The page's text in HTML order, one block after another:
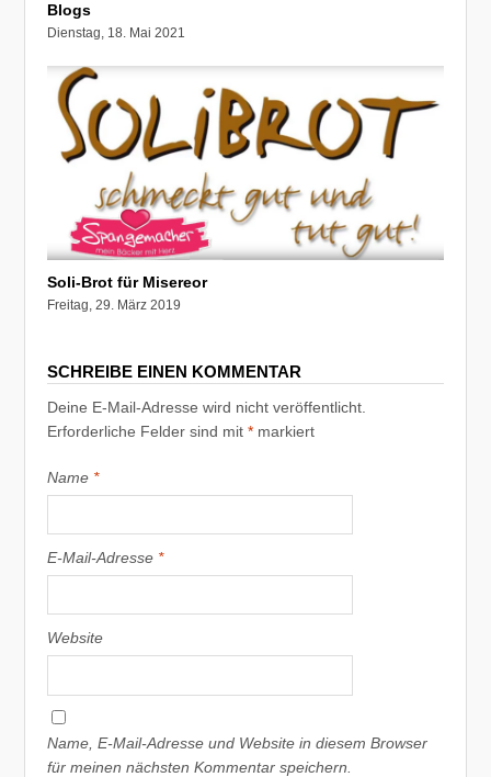
Blogs
Dienstag, 18. Mai 2021
Soli-Brot für Misereor
Freitag, 29. März 2019
SCHREIBE EINEN KOMMENTAR
Deine E-Mail-Adresse wird nicht veröffentlicht.
Erforderliche Felder sind mit* markiert
Name *
E-Mail-Adresse *
Website
Name, E-Mail-Adresse und Website in diesem Browser
für meinen nächsten Kommentar speichern.